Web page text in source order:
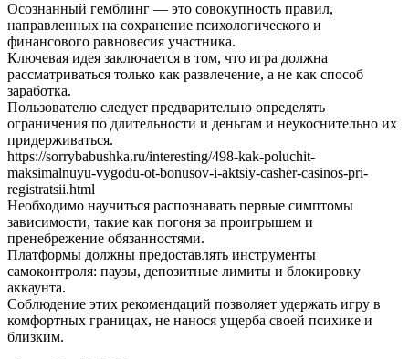
Осознанный гемблинг — это совокупность правил,
направленных на сохранение психологического и
финансового равновесия участника.
Ключевая идея заключается в том, что игра должна
рассматриваться только как развлечение, а не как способ
заработка.
Пользователю следует предварительно определять
ограничения по длительности и деньгам и неукоснительно их
придерживаться.
https://sorrybabushka.ru/interesting/498-kak-poluchit-
maksimalnuyu-vygodu-ot-bonusov-i-aktsiy-casher-casinos-pri-
registratsii.html
Необходимо научиться распознавать первые симптомы
зависимости, такие как погоня за проигрышем и
пренебрежение обязанностями.
Платформы должны предоставлять инструменты
самоконтроля: паузы, депозитные лимиты и блокировку
аккаунта.
Соблюдение этих рекомендаций позволяет удержать игру в
комфортных границах, не нанося ущерба своей психике и
близким.